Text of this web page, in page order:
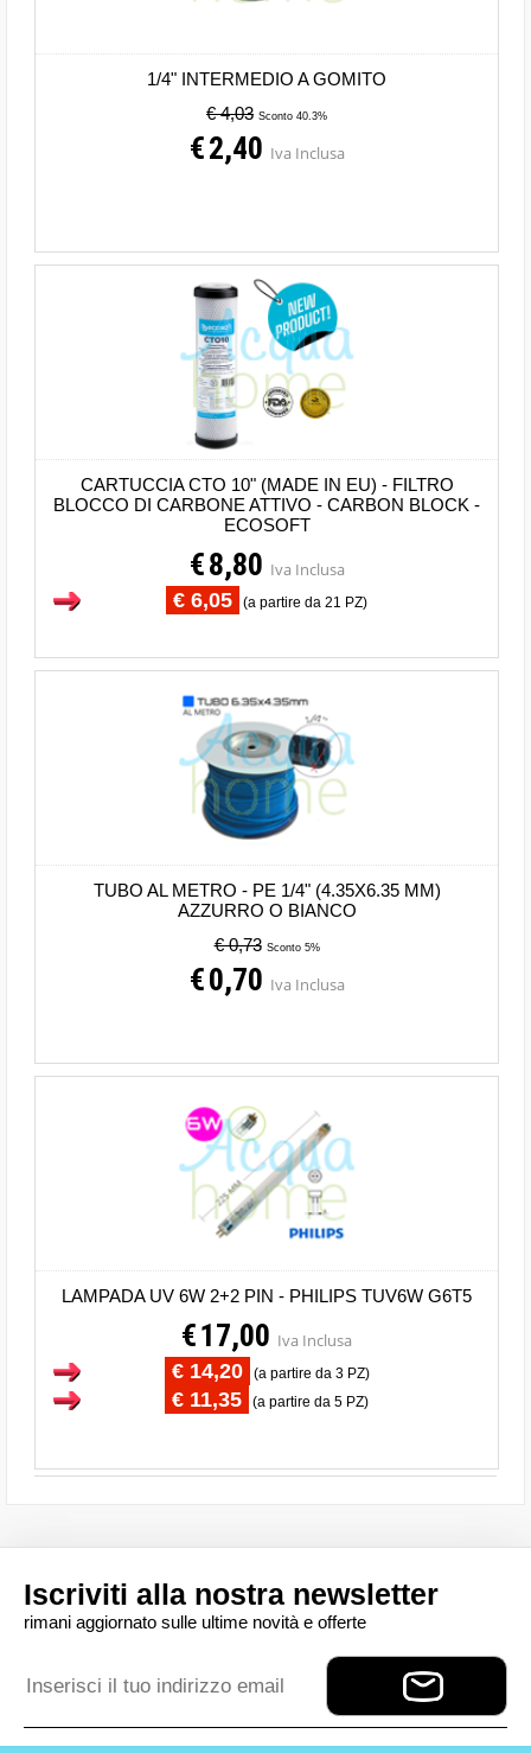
1/4" INTERMEDIO A GOMITO
€ 4,03 Sconto 40.3%
€2,40 Iva Inclusa
CARTUCCIA CTO 10" (MADE IN EU) - FILTRO
BLOCCO DI CARBONE ATTIVO - CARBON BLOCK -
ECOSOFT
€8,80 Iva Inclusa
€ 6,05 (a partire da 21 PZ)
TUBO AL METRO - PE 1/4" (4.35X6.35 MM)
AZZURRO O BIANCO
€ 0,73 Sconto 5%
€0,70 Iva Inclusa
LAMPADA UV 6W 2+2 PIN - PHILIPS TUV6W G6T5
€17,00 Iva Inclusa
€ 14,20 (a partire da 3 PZ)
€ 11,35 (a partire da 5 PZ)
Iscriviti alla nostra newsletter
rimani aggiornato sulle ultime novità e offerte